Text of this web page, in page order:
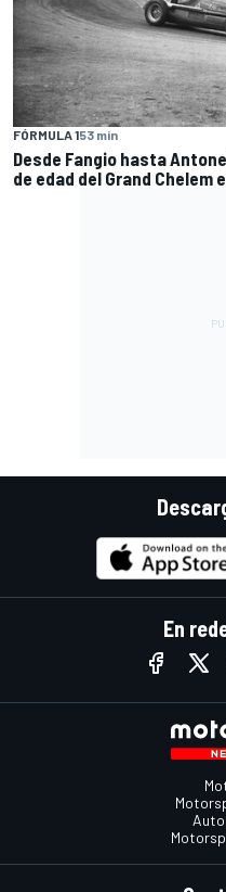
FÓRMULA 153 min
Desde Fangio hasta
de edad del Grand Chelem
En